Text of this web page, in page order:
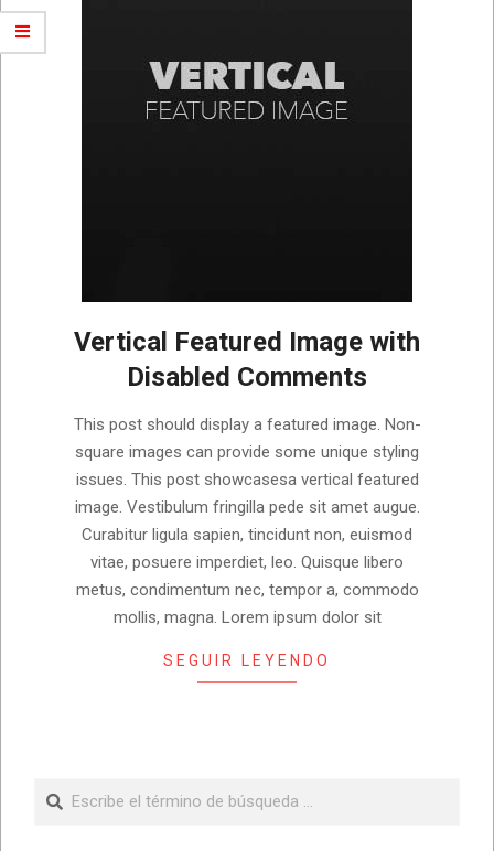
Vertical Featured Image with
Disabled Comments
09-
05
This post should display a featured image. Non-
square images can provide some unique styling
issues. This post showcasesa vertical featured
image. Vestibulum fringilla pede sit amet augue.
Curabitur ligula sapien, tincidunt non, euismod
vitae, posuere imperdiet, leo. Quisque libero
metus, condimentum nec, tempor a, commodo
mollis, magna. Lorem ipsum dolor sit
SEGUIR LEYENDO
Buscar